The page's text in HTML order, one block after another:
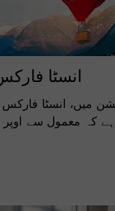
انسٹا
کہ معمول سے